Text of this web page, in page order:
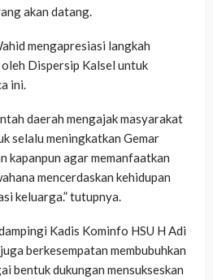
akan datang.
mengapresiasi langkah
Dispersip Kalsel untuk
ini.
daerah mengajak masyarakat
selalu meningkatkan Gemar
kapanpun agar memanfaatkan
mencerdaskan kehidupan
keluarga.” tutupnya.
Kadis Kominfo HSU H Adi
berkesempatan membubuhkan
bentuk dukungan mensukseskan